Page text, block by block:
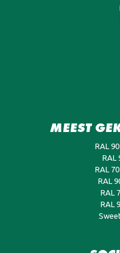
MEEST
RAL
RAL
RAL
RAL
RAL
RAL